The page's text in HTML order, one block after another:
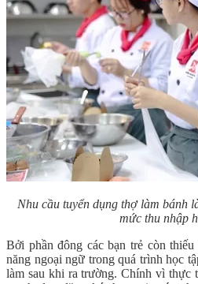
Nhu cầu tuyển dụng thợ làm bánh
mức thu nhập
Bởi phần đông các bạn trẻ còn
năng ngoại ngữ trong quá trình học
làm sau khi ra trường. Chính vì thực